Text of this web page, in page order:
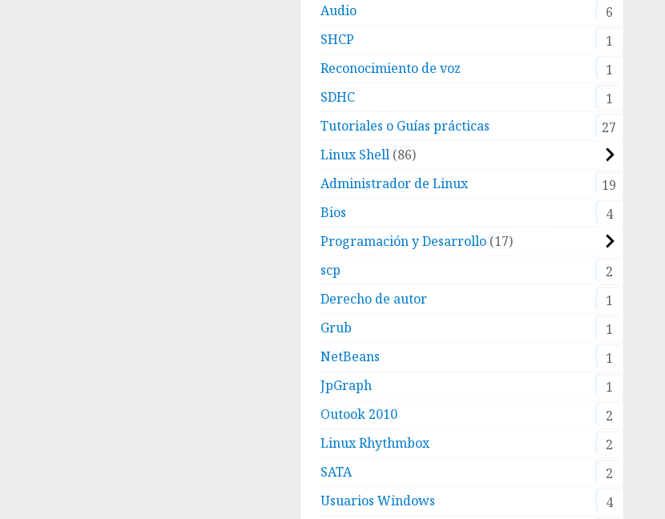
Audio
6
SHCP
1
Reconocimiento de voz
1
SDHC
1
Tutoriales o Guías prácticas
27
Linux Shell 86
Administrador de Linux
19
Bios
4
Programación y Desarrollo 17
scp
2
Derecho de autor
1
Grub
1
NetBeans
1
JpGraph
1
Outook 2010
2
Linux Rhythmbox
2
SATA
2
Usuarios Windows
4